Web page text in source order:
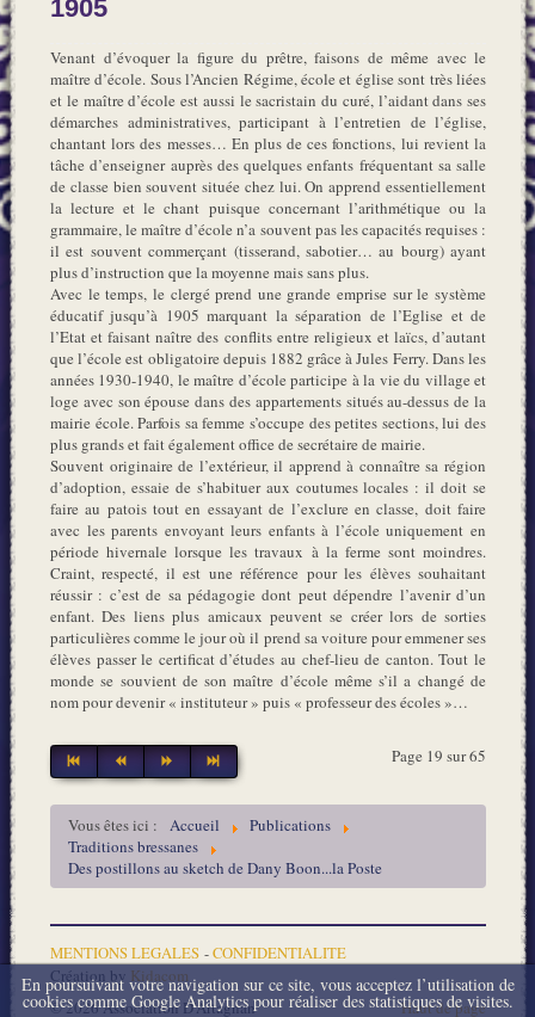
1905
Venant d’évoquer la figure du prêtre, faisons de même avec le
maître d’école. Sous l’Ancien Régime, école et église sont très liées
et le maître d’école est aussi le sacristain du curé, l’aidant dans ses
démarches administratives, participant à l’entretien de l’église,
chantant lors des messes… En plus de ces fonctions, lui revient la
tâche d’enseigner auprès des quelques enfants fréquentant sa salle
de classe bien souvent située chez lui. On apprend essentiellement
la lecture et le chant puisque concernant l’arithmétique ou la
grammaire, le maître d’école n’a souvent pas les capacités requises :
il est souvent commerçant (tisserand, sabotier… au bourg) ayant
plus d’instruction que la moyenne mais sans plus.
Avec le temps, le clergé prend une grande emprise sur le système
éducatif jusqu’à 1905 marquant la séparation de l’Eglise et de
l’Etat et faisant naître des conflits entre religieux et laïcs, d’autant
que l’école est obligatoire depuis 1882 grâce à Jules Ferry. Dans les
années 1930-1940, le maître d’école participe à la vie du village et
loge avec son épouse dans des appartements situés au-dessus de la
mairie école. Parfois sa femme s’occupe des petites sections, lui des
plus grands et fait également office de secrétaire de mairie.
Souvent originaire de l’extérieur, il apprend à connaître sa région
d’adoption, essaie de s’habituer aux coutumes locales : il doit se
faire au patois tout en essayant de l’exclure en classe, doit faire
avec les parents envoyant leurs enfants à l’école uniquement en
période hivernale lorsque les travaux à la ferme sont moindres.
Craint, respecté, il est une référence pour les élèves souhaitant
réussir : c’est de sa pédagogie dont peut dépendre l’avenir d’un
enfant. Des liens plus amicaux peuvent se créer lors de sorties
particulières comme le jour où il prend sa voiture pour emmener ses
élèves passer le certificat d’études au chef-lieu de canton. Tout le
monde se souvient de son maître d’école même s’il a changé de
nom pour devenir « instituteur » puis « professeur des écoles »…
Page 19 sur 65
Vous êtes ici : Accueil
Publications
Traditions bressanes
Des postillons au sketch de Dany Boon...la Poste
MENTIONS LEGALES -CONFIDENTIALITE
Création by Kidacom
Haut de page
© 2026 Association D'Artagnan
En poursuivant votre navigation sur ce site, vous acceptez l’utilisation de
cookies comme Google Analytics pour réaliser des statistiques de visites.